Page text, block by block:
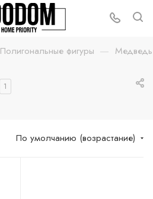
Полигональные фигуры — Медведь
1
По умолчанию (возрастание)